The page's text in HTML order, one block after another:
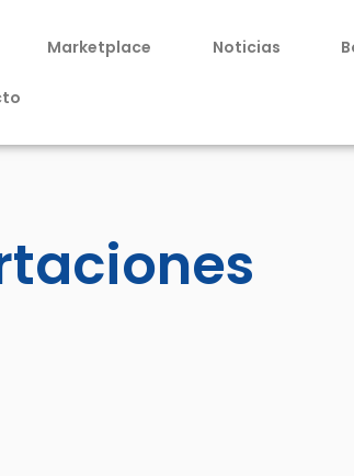
Marketplace Noticias